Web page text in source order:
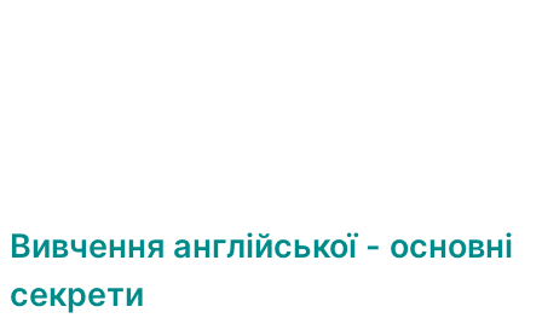
Вивчення англійської - основні
секрети